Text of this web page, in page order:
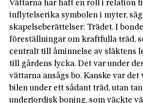
Vättarna har haft en roll i relation
inflytelserika symbolen i myter,
skapelseberättelser: Trädet. I
föreställningar om kraftfulla träd,
centralt till åminnelse av släktens
till gårdens lycka. Det var under
vättarna ansågs bo. Kanske var
bilen under ett sådant träd, utan
underjordisk boning, som väckte